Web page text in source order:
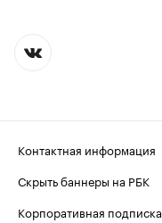
Контактная информация
Скрыть баннеры на РБК
Корпоративная подписка